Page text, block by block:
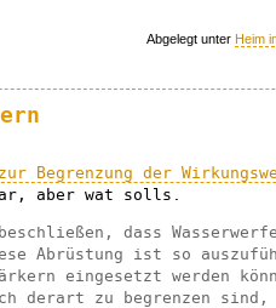
Abgelegt unter Heim
Begrenzung der
aber wat solls.
dass
Abrüstung ist so
eingesetzt werden
derart zu begrenzen